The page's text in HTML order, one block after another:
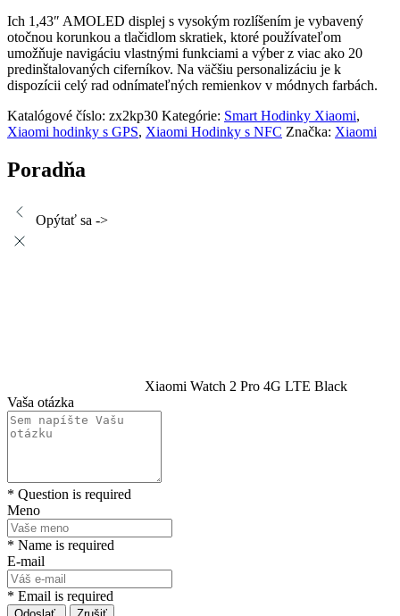
Ich 1,43″ AMOLED displej s vysokým rozlíšením je vybavený
otočnou korunkou a tlačidlom skratiek, ktoré používateľom
umožňuje navigáciu vlastnými funkciami a výber z viac ako 20
predinštalovaných ciferníkov. Na väčšiu personalizáciu je k
dispozícii celý rad odnímateľných remienkov v módnych farbách.
Katalógové číslo: zx2kp30 Kategórie: Smart Hodinky Xiaomi,
Xiaomi hodinky s GPS, Xiaomi Hodinky s NFC Značka: Xiaomi
Poradňa
Opýtať sa ->
Xiaomi Watch 2 Pro 4G LTE Black
Vaša otázka
* Question is required
Meno
* Name is required
E-mail
* Email is required